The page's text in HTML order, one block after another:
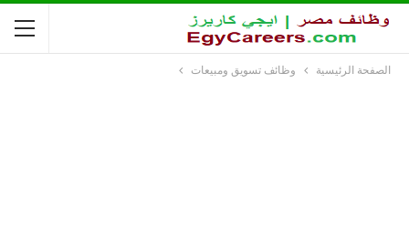
الصفحة الرئيسية وظائف تسويق ومبيعات